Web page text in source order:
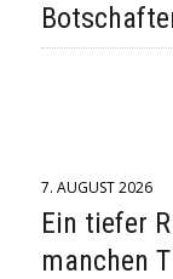
7. AUGUST 2026
Ein tiefer
manchen